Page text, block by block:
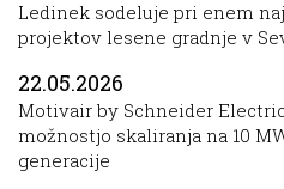
Ledinek sodeluje pri enem
projektov lesene gradnje v
22.05.2026
Motivair by Schneider
možnostjo skaliranja na 10
generacije